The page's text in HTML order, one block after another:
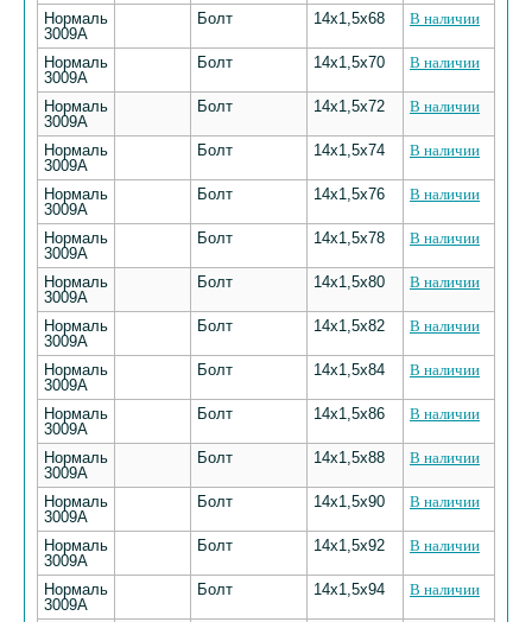
Нормаль
3009А
Болт 14х1,5х68 В наличии
Нормаль
3009А
Болт 14х1,5х70 В наличии
Нормаль
3009А
Болт 14х1,5х72 В наличии
Нормаль
3009А
Болт 14х1,5х74 В наличии
Нормаль
3009А
Болт 14х1,5х76 В наличии
Нормаль
3009А
Болт 14х1,5х78 В наличии
Нормаль
3009А
Болт 14х1,5х80 В наличии
Нормаль
3009А
Болт 14х1,5х82 В наличии
Нормаль
3009А
Болт 14х1,5х84 В наличии
Нормаль
3009А
Болт 14х1,5х86 В наличии
Нормаль
3009А
Болт 14х1,5х88 В наличии
Нормаль
3009А
Болт 14х1,5х90 В наличии
Нормаль
3009А
Болт 14х1,5х92 В наличии
Нормаль
3009А
Болт 14х1,5х94 В наличии